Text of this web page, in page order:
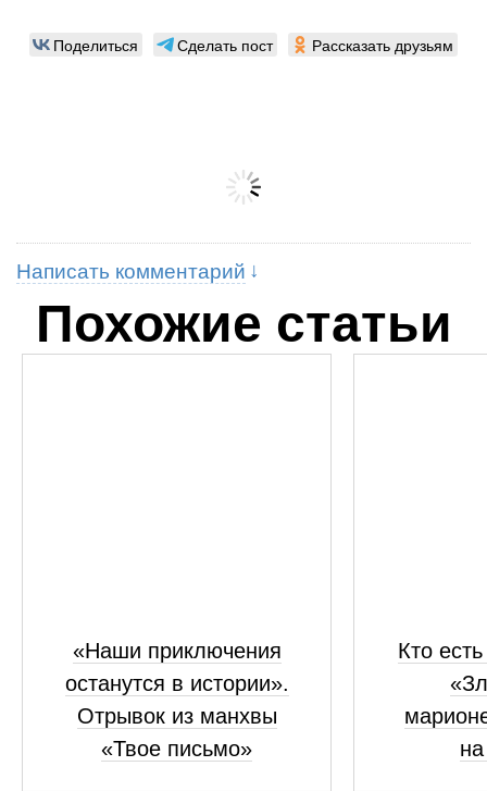
Поделиться Сделать пост Рассказать друзьям
Написать комментарий
Похожие статьи
«Наши приключения
останутся в истории».
Отрывок из манхвы
«Твое письмо»
Кто